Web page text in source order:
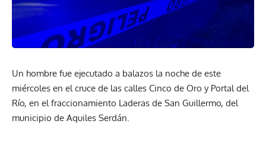
Un hombre fue ejecutado a balazos la noche de este
miércoles en el cruce de las calles Cinco de Oro y Portal del
Río, en el fraccionamiento Laderas de San Guillermo, del
municipio de Aquiles Serdán.